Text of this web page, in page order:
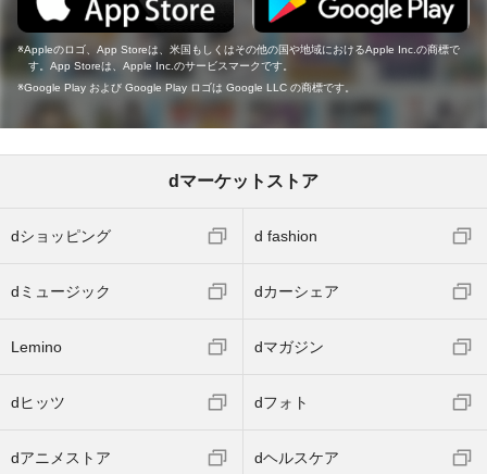
Appleのロゴ、App Storeは、米国もしくはその他の国や地域におけるApple Inc.の商標で
す。App Storeは、Apple Inc.のサービスマークです。
Google Play および Google Play ロゴは Google LLC の商標です。
dマーケットストア
dショッピング d fashion
dミュージック dカーシェア
Lemino dマガジン
dヒッツ dフォト
dアニメストア dヘルスケア